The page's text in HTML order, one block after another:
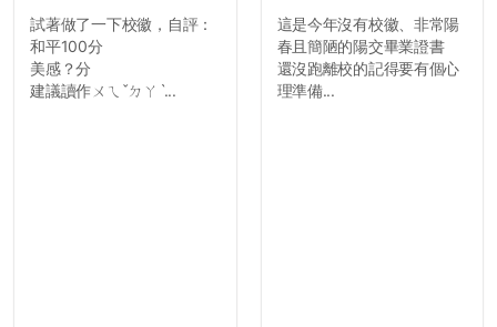
試著做了一下校徽，自評：
和平100分
美感？分
建議讀作ㄨㄟˇㄉㄚˋ...
這是今年沒有校徽、非常陽
春且簡陋的陽交畢業證書
還沒跑離校的記得要有個心
理準備...